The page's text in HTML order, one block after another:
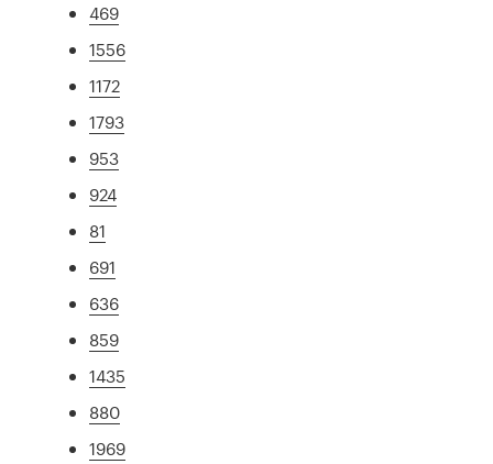
469
1556
1172
1793
953
924
81
691
636
859
1435
880
1969